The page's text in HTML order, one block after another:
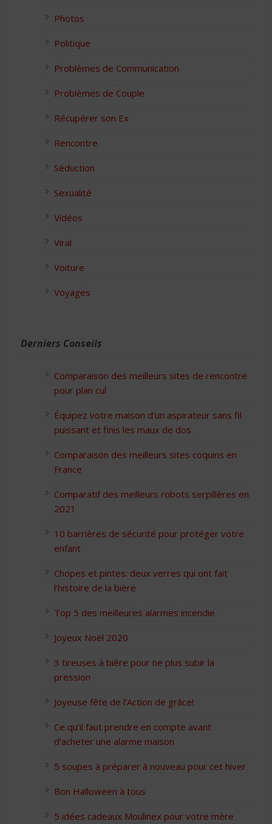
Photos
Politique
Problèmes de Communication
Problèmes de Couple
Récupérer son Ex
Rencontre
Séduction
Sexualité
Vidéos
Viral
Voiture
Voyages
Derniers Conseils
Comparaison des meilleurs sites de rencontre
pour plan cul
Équipez votre maison d’un aspirateur sans fil
puissant et finis les maux de dos
Comparaison des meilleurs sites coquins en
France
Comparatif des meilleurs robots serpillères en
2021
10 barrières de sécurité pour protéger votre
enfant
Chopes et pintes: deux verres qui ont fait
l’histoire de la bière
Top 5 des meilleures alarmes incendie
Joyeux Noël 2020
3 tireuses à bière pour ne plus subir la
pression
Joyeuse fête de l’Action de grâce!
Ce qu’il faut prendre en compte avant
d’acheter une alarme maison
5 soupes à préparer à nouveau pour cet hiver
Bon Halloween à tous
5 idées cadeaux Moulinex pour votre mère